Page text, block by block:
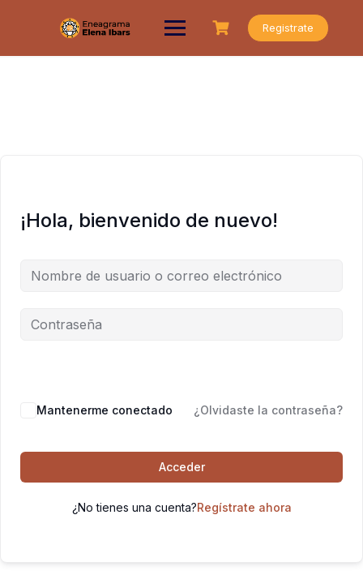
Registrate
¡Hola, bienvenido de nuevo!
Mantenerme conectado ¿Olvidaste la contraseña?
Acceder
¿No tienes una cuenta?Regístrate ahora